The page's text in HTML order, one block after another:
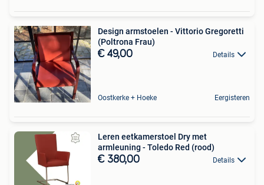
Design armstoelen - Vittorio Gregoretti
(Poltrona Frau)
€ 49,00 Details
Oostkerke + Hoeke Eergisteren
Leren eetkamerstoel Dry met
armleuning - Toledo Red (rood)
€ 380,00 Details